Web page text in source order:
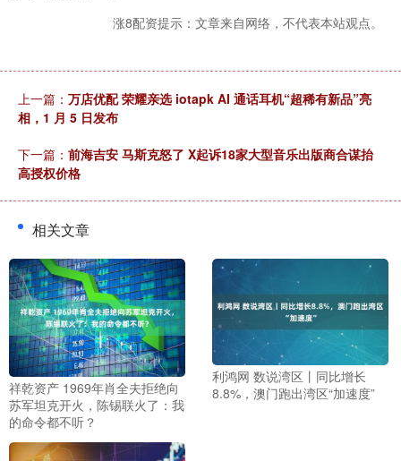
涨8配资提示：文章来自网络，不代表本站观点。
上一篇： 万店优配 荣耀亲选 iotapk AI 通话耳机“超稀有新品”亮
相，1 月 5 日发布
下一篇： 前海吉安 马斯克怒了 X起诉18家大型音乐出版商合谋抬
高授权价格
相关文章
祥乾资产 1969年肖全夫拒绝向
苏军坦克开火，陈锡联火了：我
的命令都不听？
利鸿网 数说湾区丨同比增长
8.8%，澳门跑出湾区“加速度”